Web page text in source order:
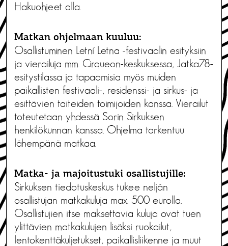
Hakuohjeet alla.
Matkan ohjelmaan kuuluu:
Osallistuminen Letní Letna -festivaalin esityksiin
ja vierailuja mm. Cirqueon-keskuksessa, Jatka78-
esitystilassa ja tapaamisia myös muiden
paikallisten festivaali-, residenssi- ja sirkus- ja
esittävien taiteiden toimijoiden kanssa. Vierailut
toteutetaan yhdessä Sorin Sirkuksen
henkilökunnan kanssa. Ohjelma tarkentuu
lähempänä matkaa.
Matka- ja majoitustuki osallistujille:
Sirkuksen tiedotuskeskus tukee neljän
osallistujan matkakuluja max. 500 eurolla.
Osallistujien itse maksettavia kuluja ovat tuen
ylittävien matkakulujen lisäksi ruokailut,
lentokenttäkuljetukset, paikallisliikenne ja muut